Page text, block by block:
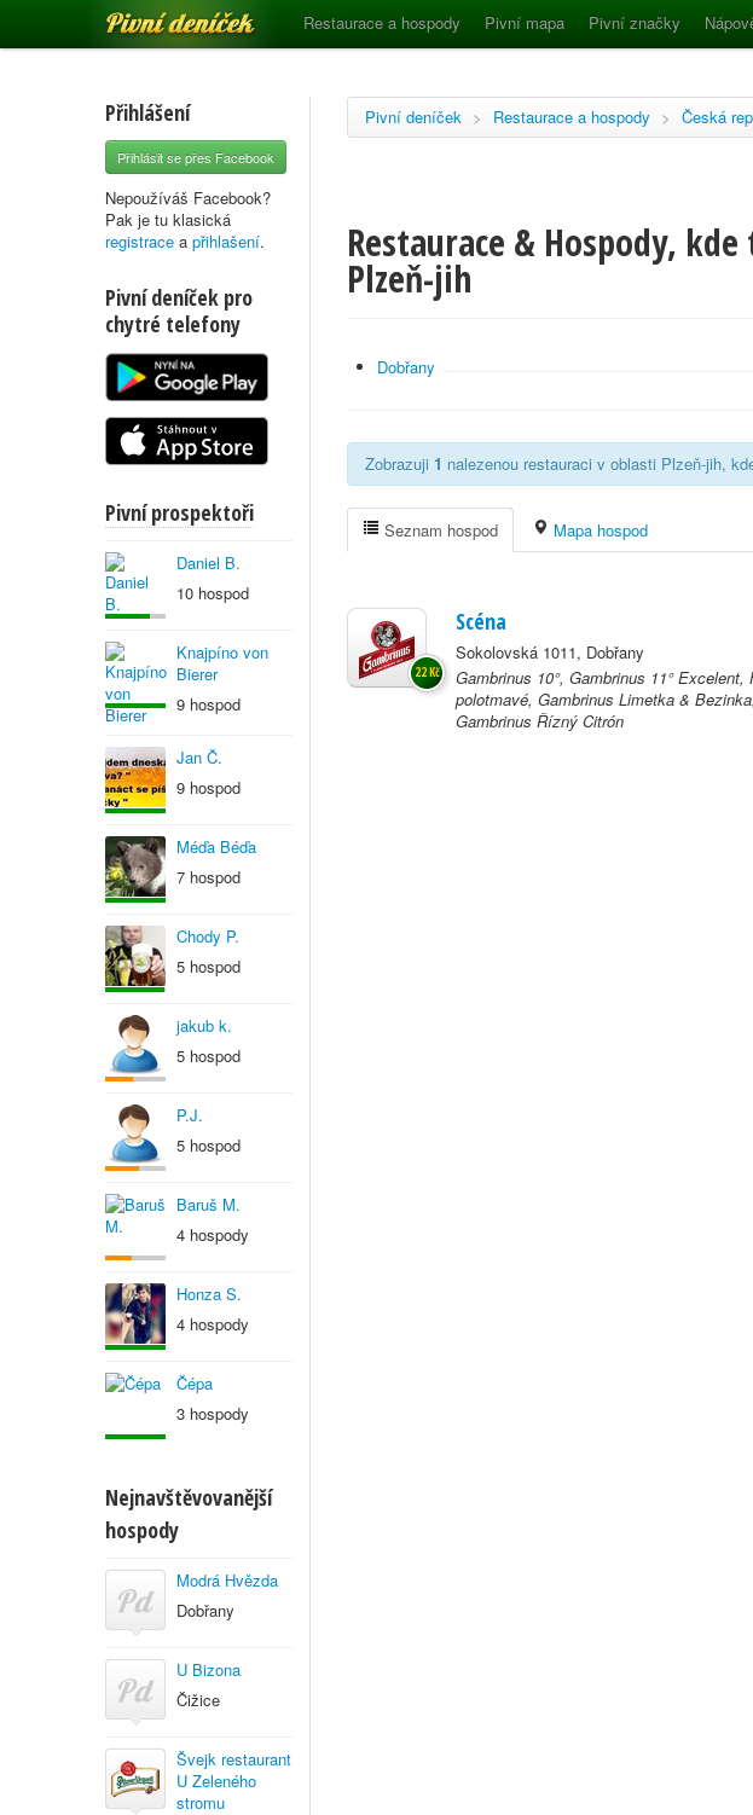
Pivní deníček Restaurace a hospody Pivní mapa Pivní značky
Přihlášení
Přihlásit se přes Facebook
Nepoužíváš Facebook?
Pak je tu klasická
registrace a přihlašení.
Pivní deníček pro
chytré telefony
Pivní prospektoři
Daniel B.
10 hospod
Knajpíno von
Bierer
9 hospod
Jan Č.
9 hospod
Méďa Béďa
7 hospod
Chody P.
5 hospod
jakub k.
5 hospod
P.J.
5 hospod
Baruš M.
4 hospody
Honza S.
4 hospody
Čépa
3 hospody
Nejnavštěvovanější
hospody
Modrá Hvězda
Dobřany
U Bizona
Čižice
Švejk restaurant
U Zeleného
stromu
Pivní deníček > Restaurace a hospody > Česká
Restaurace & Hospody,
Plzeň-jih
Dobřany
Zobrazuji 1 nalezenou restauraci v oblasti Plzeň-jih,
Seznam hospod Mapa hospod
Scéna
Sokolovská 1011, Dobřany
Gambrinus 10°, Gambrinus 11° Excelent,
polotmavé, Gambrinus Limetka &
Gambrinus Řízný Citrón
22 Kč